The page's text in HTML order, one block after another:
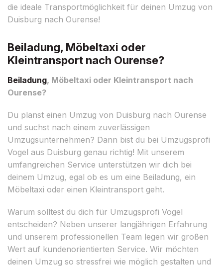
die ideale Transportmöglichkeit für deinen Umzug von
Duisburg nach Ourense!
Beiladung, Möbeltaxi oder
Kleintransport nach Ourense?
Beiladung, Möbeltaxi oder Kleintransport nach
Ourense?
Du planst einen Umzug von Duisburg nach Ourense
und suchst nach einem zuverlässigen
Umzugsunternehmen? Dann bist du bei Umzugsprofi
Vogel aus Duisburg genau richtig! Mit unserem
umfangreichen Service unterstützen wir dich bei
deinem Umzug, egal ob es um eine Beiladung, ein
Möbeltaxi oder einen Kleintransport geht.
Warum solltest du dich für Umzugsprofi Vogel
entscheiden? Neben unserer langjährigen Erfahrung
und unserem professionellen Team legen wir großen
Wert auf kundenorientierten Service. Wir möchten
deinen Umzug so stressfrei wie möglich gestalten und